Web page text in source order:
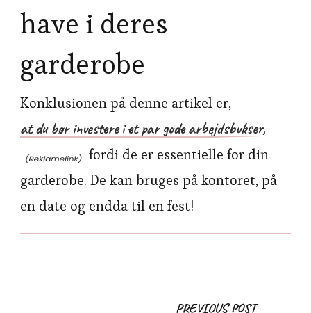
have i deres
garderobe
Konklusionen på denne artikel er,
at du bør investere i et par gode arbejdsbukser,
fordi de er essentielle for din
garderobe. De kan bruges på kontoret, på
en date og endda til en fest!
PostPREVIOUS POST